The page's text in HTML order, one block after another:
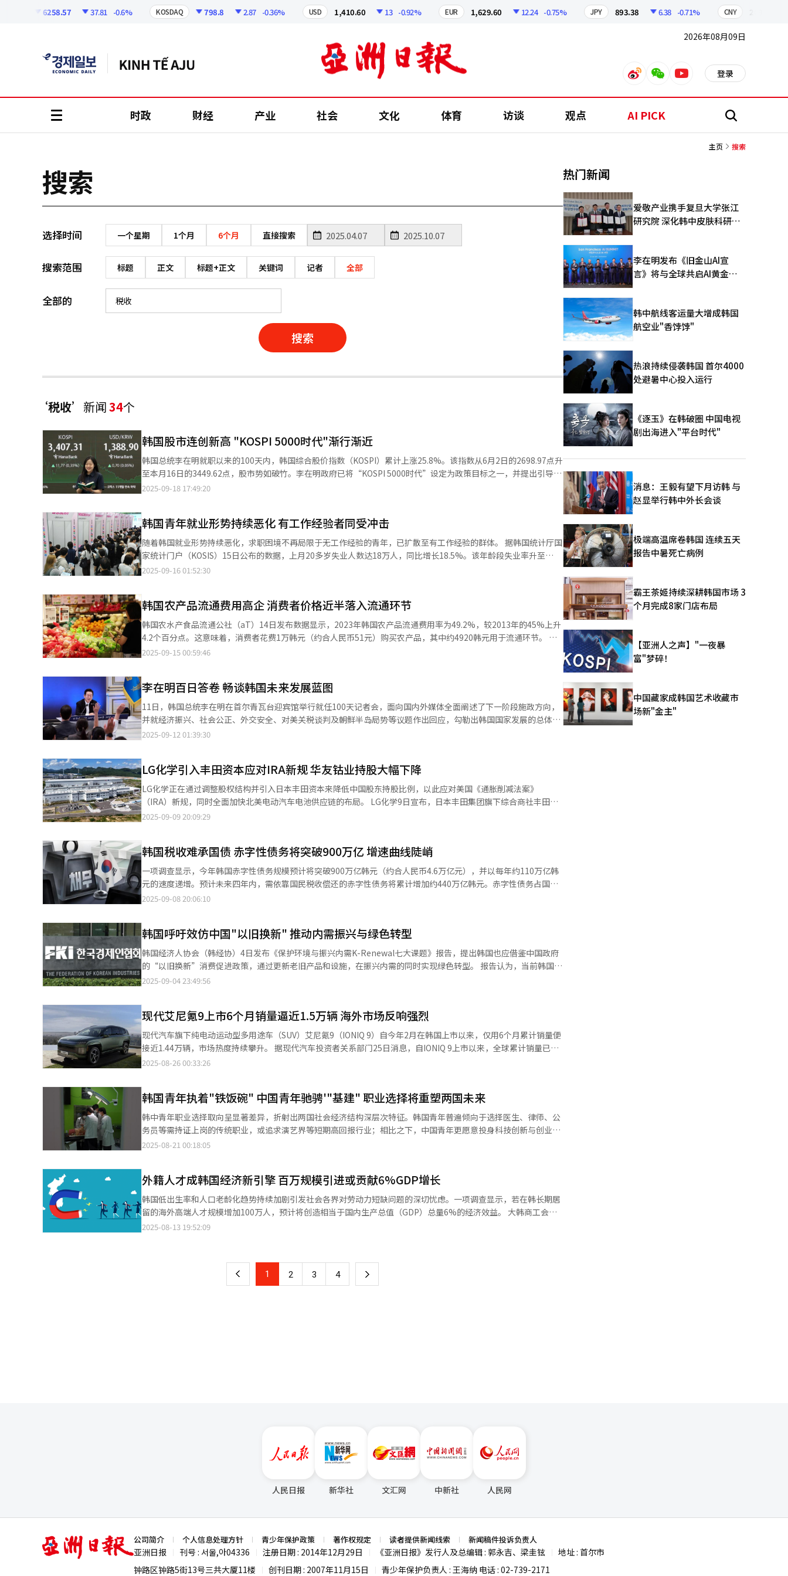
6258.57 37.81 -0.6% KOSDAQ 798.8 2.87 -0.36% USD 1,410.60 13 -0.92% EUR 1,629.60 12.24 -0.75% JPY 893.38 6.38 -0.71% CNY
2026年08月09日
weiboweixinyoutube 登录
时政 财经 产业 社会 文化 体育 访谈 观点 AI PICK 搜
主页 搜索
搜索
选择时间 一个星期 1个月 6个月 直接搜索
搜索范围 标题 正文 标题+正文 关键词 记者 全部
全部的
搜索
‘税收’ 新闻34个
韩国股市连创新高 "KOSPI 5000时代"渐行渐近
韩国总统李在明就职以来的100天内，韩国综合股价指数（KOSPI）累计上涨25.8%。该指数从6月2日的2698.97点升
至本月16日的3449.62点，股市势如破竹。李在明政府已将“KOSPI 5000时代”设定为政策目标之一，并提出引导房
地产资金流入股市，引发市场广泛关注。 近期，KOSPI指数连续刷新历史高点，逼近3500点关口。本月15日，
的计划，这一消息提振了投资者情绪。 在政策支撑的背景下，美股走强进一步推动韩国股市上涨。美国总统特朗普本
月15日（当地时间）对中美贸易谈判作出积极评价，当天标普500指数上涨0.47%，收于6615.28点；纳斯达克综合
指数上涨0.94%，收于22348.75点，两大指数双双刷新历史最高收盘纪录。 次日，KOSPI指数保持强劲走势，以
3449.62点收盘，较前一交易日上涨1.24%，再度刷新纪录。盘中最高升至3452.5点，实现连续5个交易日收盘与盘中
价格齐创新高。 元大证券研究员申贤勇（音）表示：“推动KOSPI指数不断刷新纪录的核心动力是投资者情绪的改
于7.94万韩元，较前一交易日上涨3.79%，接近8万韩元；SK海力士收盘价为34.8万韩元，较前一交易日上涨
5.14%。市值排名前两位的半导体龙头双双刷新历史高点。 随着股市表现持续强劲，韩国股指收益率也在各主要国家
中居首。根据韩联社旗下金融信息公司联合Infomax数据，本月1日至15日，韩国KOSPI指数和韩国创业板科斯达克
指数（KOSDAQ）收益率分别达6.95%和7%，在美国、日本、中国等主要国家40个股指中排名前两位。 分析认为，
韩国股指持续走高主要受外国投资者推动。截至本月16日，外国投资者在有价证券市场累计净买入6.6281万亿韩元，
高，担忧也随之升温。事实上，韩国股市对政府表态极为敏感，频繁在“冷暖之间”切换。KOSPI指数在李在明就职
后一个月突破3200点，开启“蜜月期”，但政府于7月31日公布税制改革方案后涨势受阻，陷入长达一个多月的盘
整。 直到本月11日，李在明在就职百日记者会上表示，没必要降低个人持股资本利得税的起征门槛，将把这一提案
交由国会决定。这一表态令市场感到失望，因为投资者此前普遍预期李在明会直接宣布撤销该计划。 这份7月下旬政
府提出的原始提案，旨在将征收资本利得税的个人股东持股门槛从50亿韩元大幅下调至10亿韩元，以扩大征收范围。
致。市场最在意的是政策能否释放准确信号，因此在当前阶段，政策的一致性尤为重要。” 过去韩国历届新政府都曾
推出提振股市的政策，但持续力不足，并因“政权更迭即可能改变”的不确定性而削弱了投资者信心。相比之下，中
国台湾已连续22年、日本连续12年坚持股市友好政策。 以中国台湾为例，政府将“改善公司治理”作为解决股市低
估的核心路径。自2003年颁布《强化公司治理政策纲领暨行动方案》以来，陆续推出五轮公司治理改善路线图，内容
涵盖引入独立董事制度、强化上市公司信息披露、禁止交叉持股、推动股东行动主义等。 李在明政府已设定一个宏大
国投资等一系列政策。 但也有观点指出，股市的波动不仅取决于企业业绩或经济指标等客观数据，更受投资者期待、
恐惧等情绪左右。因此，要想开启KOSPI 5000时代，李在明及执政党必须展现坚定不移的决心与一致的政策信号。
2025-09-18 17:49:20
韩国青年就业形势持续恶化 有工作经验者同受冲击
随着韩国就业形势持续恶化，求职困境不再局限于无工作经验的青年，已扩散至有工作经验的群体。 据韩国统计厅国
家统计门户（KOSIS）15日公布的数据，上月20多岁失业人数达18万人，同比增长18.5%。该年龄段失业率升至
5%，同比上升1个百分点，远高于韩国整体失业率增幅（0.1个百分点）。 数据显示，青年就业率为45.1%，下降1.6
工作经验青年的就业形势同样在恶化。20多岁有工作经验的失业人数达15.4万人，同比增长15%。其中，距离最后一
次就业过去一年以上的“长期失业者”人数达5.9万人，同比骤增51.3%。长期失业者人数自今年2月起已连续六个月
增加，创2021年4月（57.8%）以来的最大增幅。 韩国企划财政部相关人士指出，20多岁青年第一份工作平均在职时
长仅为一年六个月。由于工作薪资低、加班严重，近半数青年选择离职。然而，短暂的工作经验难以在招聘市场中形
成竞争优势。 数据显示，20多岁经济活动参与率为63.6%，同比下降0.7个百分点。放弃求职者达40.9万人，同比增
业，韩国政府正积极推进“青年就业全方位支援平台”和“青年挑战事业”等支援项目。全方位支援平台是为大学毕
业后四个月未就业青年提供定制化就业服务的制度，青年挑战事业则是面向1.2万人求职意愿低迷青年恢复就业信心
的支援项目。 此外，政府本月10日还公布了“就业起步保障制度”推进方案。为促进青年就业，政府计划到2027年
为离职后成功再就业的青年提供终身一次的求职补贴。同时，政府将求职促进津贴从现行的每月50万韩元（约合人民
币2560元）明年提高至60万韩元，并且推进青年未来储蓄账户与扩大中小企业新入职青年支援等政策。 企划财政部
准就业信息，同时通过税收优惠等措施支持中小企业，增强其吸纳就业的能力。
2025-09-16 01:52:30
韩国农产品流通费用高企 消费者价格近半落入流通环节
韩国农水产食品流通公社（aT）14日发布数据显示，2023年韩国农产品流通费用率为49.2%，较2013年的45%上升
4.2个百分点。这意味着，消费者花费1万韩元（约合人民币51元）购买农产品，其中约4920韩元用于流通环节。 报
告显示，不同品类农产品的流通费用差异明显。粮食作物（含大米）流通费用率最低，为35.9%；调味类蔬菜（洋
郑银美（音）表示：“萝卜、卷心菜的流通费用率甚至达到70%，主要原因在于这类农产品保质期短、对新鲜度要求
高，流通费用自然偏高。”她同时指出，生产者实际获得的份额远低于流通费用率所显示的水平，韩国农产品拍卖中
过细的分级导致无法出货的比例较高，从整体消费者价格来看，生产者所得占比最少。 报告还指出，流通费用上涨不
仅受人工费增加影响，流通环节自身利润也在提升。2023年，剔除直接与间接费用后的流通利润率为14.6%，较10
年前提高1.2个百分点。郑银美指出：“农产品流通缺乏税收约束，利润情况不透明。但可以确认的是，批发市场及
于消费者价格涨幅，且差距不断扩大。在小规模农户面前，批发及零售企业具有较强的市场支配力。 为改善农产品流
通结构，韩国农林畜产食品部自去年5月起提出一系列改革方案，包括扩大线上批发市场、推动现有批发市场批发企
业间竞争，力求缩短流通环节、降低流通成本。农林畜产食品部长官宋美玲近日在国务会议上表示：“将以线上批发
市场为中心调整流通结构，取消年交易额必须在20亿韩元以上才能参与销售的限制。同时，将建立拍卖以外的定价和
议价机制，并加大生产与价格信息公开力度，提高市场透明度。”
2025-09-15 00:59:46
李在明百日答卷 畅谈韩国未来发展蓝图
11日，韩国总统李在明在首尔青瓦台迎宾馆举行就任100天记者会，面向国内外媒体全面阐述了下一阶段施政方向，
并就经济振兴、社会公正、外交安全、对美关税谈判及朝鲜半岛局势等议题作出回应，勾勒出韩国国家发展的总体蓝
图。 李在明指出，韩国当前处于全球经济环境急剧变化的关键节点。外部面临地缘政治风险、供应链波动与贸易保护
保持国际领先地位与竞争力。他强调，创新不仅是企业责任，更是国家战略的核心支柱。唯有持续推动创新，韩国方
能在全球经济变局中行稳致远。为此，政府将进一步加大科研投入、实施税收激励、优化人才培养机制，构建全面而
有力的创新支持体系。 在记者提问环节，李在明就备受关注的韩美关税谈判作出回应。他坦言，该议题“极其复杂且
敏感”，涉及安全合作、防务开支分担、核能管理、战略灵活性以及经贸关系等多方面内容，几乎涵盖韩美关系的各
个层面。尤其在经贸领域，双边年贸易规模约达3500亿美元，关税结构调整成为谈判焦点。李在明以“翻越山岭”为
部分内容不宜对外公开。 针对韩国未如某些国家迅速签署协议的外界质疑，李在明回应称，韩方立场重在防御美方单
边加税措施，维护本国利益，而非谋求额外收益。防守意味着坚守立场，不轻易妥协。只有在协议符合国家利益时才
会签署，否则将继续坚持原则。他指出，关税谈判常呈现“激烈且表面不合理”的特征，实为国际谈判常态，双方往
往通过营造紧张气氛以争取主动。然而，韩方始终秉持理性态度，致力于将谈判导向公平、合理的结局。 李在明进一
步表示，在谈判过程中，韩国需在巩固韩美同盟与保护本土产业之间寻求平衡。美国近期关税政策呈单边主义倾向，
和地区的经贸合作，以实现风险分散。他强调，关税议题难以一蹴而就，但国家利益始终是韩方的根本出发点。外界
不应对韩国未轻易签署协议妄加指责，坚守立场远胜于接受一份不合理的协议。 谈及朝鲜半岛局势，李在明直言，目
前朝方态度仍显冷淡，缓和空间有限。近年来军事紧张持续升级，既加剧朝方不安，也对韩国经济造成负面影响，缓
和紧张氛围符合韩方自身利益。他透露，韩方正采取一系列小幅措施营造缓和氛围，包括停止对朝广播、缩减非必要
军事演练等。尽管朝方反应谨慎，此类努力仍具重要意义。关于推动朝美重启对话，李在明指出，韩国不必强求“主
努力仍远胜于无所作为。 回顾执政百日，李在明表示，政府已在青年就业、能源转型、防灾体系和数字基建等领域取
得实质性进展。他强调，经济发展的根本目的在于惠及全民。政府将持续扩大社会保障覆盖，提高基础养老金水平，
扩展公共医疗，加强对弱势群体的保障。尽管挑战依然严峻，但保持信心与耐心最为重要，并强调百天仅是一个开
端，政府团队将继续恪守承诺，将发展成果切实融入国民日常生活。 记者会上，李在明多次强调“公正”理念。他承
诺将进一步推动反腐进程，推进数字化行政改革，简化行政程序，遏制官僚作风，全面提升公共服务效能。他表示，
2025-09-12 01:39:30
LG化学引入丰田资本应对IRA新规 华友钴业持股大幅下降
LG化学正在通过调整股权结构并引入日本丰田资本来降低中国股东持股比例，以此应对美国《通胀削减法案》
（IRA）新规，同时全面加快北美电动汽车电池供应链的布局。 LG化学9日宣布，日本丰田集团旗下综合商社丰田通
商收购位于韩国庆北龟尾市的LG化学正极材料合资工厂25%股权，成为该工厂的第二大股东。丰田通商在丰田集团
助于LG化学规避IRA对“受限制外国实体”（PFE）的限制。根据今年7月美国财政部最新定义，如果中国等受限制
国家企业在相关企业中持股超过25%，该企业则无法享受电动汽车税收抵免。随着华友钴业持股下降，LG化学得以
符合新规要求。 LG化学表示，未来丰田通商会参与龟尾工厂正极材料的北美市场供应。龟尾工厂年产能为6.6万吨，
是LG化学的核心生产基地之一。该工厂近期引入“无前驱体正极材料”（LGPF·LG Precursor Free）工艺，能够
直接从定制金属进行烧结，绕过前驱体环节，是全球最高水平的正极材料生产技术。 目前，LG化学已在韩国忠北清
应链体系。 在客户层面，LG化学近年来接连获得全球主要车企和电池厂商的订单。其中包括2023年与丰田北美制造
公司（TEMA）签订约2.9万亿韩元（约合人民币149亿元）的正极材料供应合同；去年2月与通用汽车（GM）达成总
额25万亿韩元的供应协议，满足逾500万辆电动汽车生产需求；本月还获丰田与松下合资的泰星能源解决方案
（PPES）正极材料订单。 LG化学副会长辛学喆表示，丰田通商的股权参与不仅让公司顺利满足IRA相关规定，还能
进一步增强在全球正极材料供应链的竞争力。他强调，公司计划依托领先的产品技术和稳固的战略伙伴关系，加快巩
2025-09-09 20:09:29
韩国税收难承国债 赤字性债务将突破900万亿 增速曲线陡峭
一项调查显示，今年韩国赤字性债务规模预计将突破900万亿韩元（约合人民币4.6万亿元），并以每年约110万亿韩
元的速度递增。预计未来四年内，需依靠国民税收偿还的赤字性债务将累计增加约440万亿韩元。赤字性债务占国家
债务总额的比例也将突破70%，并预计在2029年超过76%。在李在明政府提出实施扩张性财政政策以增强经济增长
韩元，同比（815.2万亿韩元）增加111.3万亿韩元。该类型债务预计将于明年突破1000万亿韩元，达到1029.5万亿
韩元，并于2027年增至1133万亿韩元，2028年达1248.1万亿韩元，至2029年进一步膨胀至1362.5万亿韩元。其占国
家债务总额的比例也将从去年的69.4%上升至今年的71.1%，明年预计为72.7%，2027年达73.9%，2028年升至
75%，至2029年将增至76.2%。赤字性债务是指缺乏或没有对应资产支持、未来必须通过税收等方式予以偿还的债
务，意味着国家债务中约七至八成为需由国民税金负担的“实质性债务”。 相比之下，金融性债务今年预计规模为
为426.4万亿韩元。尽管规模亦呈上升趋势，但增速相对平缓，且在国家债务中所占比例将从今年的28.9%逐步降至
明年的27.3%，2029年预计为23.8%。金融性债务包括外汇资金和贷款资金等类型，因具备对应资产，无需另行筹资
即可偿还。 近年来，赤字性债务呈急剧上升态势。数据显示，在新冠疫情暴发前的2019年，赤字性债务规模为407.6
万亿韩元，而到2024年飙升至815万亿韩元，几乎翻了一番。同期，金融性债务仅从315.6万亿韩元增至359.8万亿韩
元。两类债务的年均增长率对比显著，赤字性债务高达14.9%，而金融性债务仅为2.7%。这一趋势表明，与拥有资产
其“质”的结构也在发生变化。 财政机构对国家债务的迅速膨胀保持警惕，但同时也强调，为应对持续下滑的潜在增
长率，短期内实施扩张性财政政策具有必要性。韩国副总理兼企划财政部长官具润哲对此表示：“在编制明年预算案
过程中，最令人忧虑的就是财政收支赤字与国债规模。然而，鉴于潜在增长率持续走低，加上韩国正处于人工智能
（AI）发展的关键转型阶段，若可通过当前投入锁定未来核心产业方向，即便短期内债务水平上升，从长远来看仍具
有积极意义。”
2025-09-08 20:06:10
韩国呼吁效仿中国"以旧换新" 推动内需振兴与绿色转型
韩国经济人协会（韩经协）4日发布《保护环境与振兴内需K-Renewal七大课题》报告，提出韩国也应借鉴中国政府
的“以旧换新”消费促进政策，通过更新老旧产品和设施，在振兴内需的同时实现绿色转型。 报告认为，当前韩国政
府正在实施高效能家电补贴、电动汽车补贴、碳中和设备支持等措施，但预算规模有限并且分散在不同部门实施，导
鉴，此类政策不仅能够促进消费和投资，还能推动产业升级与绿色转型，如果结合韩国实际情况加以实施，有助于形
成新的增长动力。 韩经协建议，韩国的家电领域政策应当延长“高效能家电补贴”的实施期限并扩大适用范围，同时
在回收旧家电时提供更多激励措施；在汽车领域，对老旧内燃机车报废提供补贴，扩大电动汽车和氢燃料车的补贴与
税收优惠，并加快物流枢纽和公共设施的高速充电网络建设；产业和生活基础设施方面，则需要扩大“智慧绿色产业
园”等项目，建立与碳减排实绩挂钩的奖励机制，整合资金、税收和咨询服务以支持环保设备引进，并提高产业危机
住宅的能源性能与居住品质，并主张扩大社会基础设施预算，加强三十年以上老旧公共设施的安全与现代化改造，建
立智慧维护体系，以提升国民的安全感并带动建筑业发展。协会还指出，为顺应人工智能时代的到来，应当推动数据
中心节能改造和通信网络升级，并通过旅游与文化设施的更新，打造韩流文化扩散基地。 韩经协经济产业本部长李相
浩表示，这七大课题能为低迷的经济注入活力，并为未来的增长动力提供方向。他同时强调，政府应视其为提升整体
生产能力和推动经济结构改善的重要手段，予以积极考虑。
2025-09-04 23:49:56
现代艾尼氪9上市6个月销量逼近1.5万辆 海外市场反响强烈
现代汽车旗下纯电动运动型多用途车（SUV）艾尼氪9（IONIQ 9）自今年2月在韩国上市以来，仅用6个月累计销量便
接近1.44万辆，市场热度持续攀升。 据现代汽车投资者关系部门25日消息，自IONIQ 9上市以来，全球累计销量已达
1.4391万辆，其中海外4745辆，国内4789辆。对于处于电动车“鸿沟”阶段的大型SUV而言，这一成绩十分可观。
辆，表现突出。出口版本由现代汽车牙山工厂生产，美国本土供应则由现代汽车集团的美国超级工厂（HMGMA）负
责。 IONIQ 9搭载SK On生产的110.37千瓦时（kWh）三元系（NCM）9系电池，单体数量超过500个，相当于IONIQ
5的1.5倍。与通常搭载60至70kWh电池的中型电动车相比，IONIQ 9在同等销量下所带来的电池需求效应至少提升
50%，最高可达80%。业内人士指出，美国本土销量增长还将进一步扩大SK On可享受的美国先进制造业税收抵免
（AMPC）规模，使IONIQ 9成为现代汽车集团与SK On“双赢”的典型合资产品。 现代汽车集团正以美国超级工厂为
生产并供应IONIQ 9及其他电动车所需电池，并与现代汽车集团合作建设一座35吉瓦时（GWh）规模的北美合资工
厂。 汽车行业相关人士分析指出：“IONIQ 9不仅是国内整车厂与电池企业的代表性合资成果，其销量增长将直接推
动电池企业业绩提升，同时也有助于带动材料等产业链主要供应商受益。”
2025-08-26 00:33:26
韩国青年执着"铁饭碗" 中国青年驰骋'"基建" 职业选择将重塑两国未来
韩中青年职业选择取向呈显著差异，折射出两国社会经济结构深层次特征。韩国青年普遍倾向于选择医生、律师、公
务员等需持证上岗的传统职业，或追求演艺界等短期高回报行业；相比之下，中国青年更愿意投身科技创新与创业领
域，展现出对不确定性的更高容忍度。这一现象的形成源于两国产业结构差异、政策导向不同，以及对社会风险认知
新选择。 职业选择倾向本质上反映了年轻一代在严峻就业环境下的理性应对策略。面对日益激烈的职场竞争、不稳定
的雇佣关系以及持续扩大的财富差距，上述职业确实提供了相对可靠的社会安全保障。然而，当大量优秀人才过度集
中于传统稳定行业时，整体社会的技术创新活力将不可避免地受到影响。新兴产业、创新企业以及新型就业机会的培
育，往往依赖于创业精神和技术革命的土壤。 中国社会对传统稳定职业的热衷程度明显低于韩国。尽管医生职业收入
稳定，但整体薪酬水平与韩国同行存在差距；更多年轻人将目光投向信息技术、金融科技等新兴领域，认为这些行业
流动率高达16.1%，位居各行业前列。这一现状促使从业者普遍意识到，即便是顶尖学府毕业的工程师也必须持续保
持竞争力，“铁饭碗”职业保障已不复存在。 在此背景下，中国年轻一代选择直面职业不确定性，将其转化为创新创
进一步加大，2020年推出的“新基建”计划为科技创新提供了坚实基础；2021年实施“十四五”规划，明确提出要
强化国家战略科技力量；2023年颁布《促进民营经济发展壮大的意见》，为创新企业提供了更有利的发展环境。地方
政府通过税收减免、创业补贴、产学研协同等多元化措施激发创新活力，同时社会对创业失败的包容度也在不断提
升。成功创业者的示范效应不断强化，形成了创新创业的良性循环。 相比之下，韩国虽然也建立了相应的创业支持政
拓展支持不足等因素，客观上制约了韩国创业生态的扩展空间。 因此，韩国青年倾向于通过选择稳定性职业来规避风
如果韩国持续维持当前的职业选择模式，创新速度将面临放缓风险；而中国通过将风险转化为发展动能，正在快速扩
张技术与创业生态系统。 从经济发展阶段理论来看，完成基础产业积累的国家应当向技术创新驱动的发展模式转型。
这一转型过程需要有效整合资本、人才和政策资源，重点培育高科技、新能源、生物医药和AI等战略性新兴产业，从
2025-08-21 00:18:05
外籍人才成韩国经济新引擎 百万规模引进或贡献6%GDP增长
韩国低出生率和人口老龄化趋势持续加剧引发社会各界对劳动力短缺问题的深切忧虑。一项调查显示，若在韩长期居
留的海外高端人才规模增加100万人，预计将创造相当于国内生产总值（GDP）总量6%的经济效益。 大韩商工会议
所于13日发布《海外人才引进经济效应分析》报告显示，外籍人才在经济活动人口中的占比每提升1个百分点，相应
籍人才登记数据，系统分析了外籍人才流入对区域经济增长及经济规模的影响机制。报告还预测，当前在韩登记外籍
人口为135万人，若该规模扩展至500万人，预计将产生累计361万亿韩元（约合人民币1.87万亿元）的经济效益。 从
宏观经济需求分析，该增长效应不仅源于人口数量的增加，更得益于具备专业知识、技术能力与职业技能的海外高端
2025-08-13 19:52:09
上 1 2 3 4 下
热门新闻
爱敬产业携手复旦大学张江
研究院 深化韩中皮肤科研合
李在明发布《旧金山AI宣
言》将与全球共启AI黄金时
韩中航线客运量大增成韩国
航空业"香饽饽"
热浪持续侵袭韩国 首尔4000
处避暑中心投入运行
《逐玉》在韩破圈 中国电视
剧出海进入"平台时代"
消息：王毅有望下月访韩 与
赵显举行韩中外长会谈
极端高温席卷韩国 连续五天
报告中暑死亡病例
霸王茶姬持续深耕韩国市场 3
个月完成8家门店布局
【亚洲人之声】"一夜暴
富"梦碎！
中国藏家成韩国艺术收藏市
场新"金主"
人民日报 新华社 文汇网 中新社 人民网
亚
洲
日
公司简介 个人信息处理方针 青少年保护政策 著作权规定 读者提供新闻线索 新闻稿件投诉负责人
亚洲日报 刊号 : 서울,아04336 注册日期 : 2014年12月29日 《亚洲日报》发行人及总编辑 : 郭永吉、梁圭铉
地址 : 首尔市
钟路区钟路5街13号三共大厦11楼
创刊日期 : 2007年11月15日 青少年保护负责人 : 王海纳 电话 : 02-739-2171